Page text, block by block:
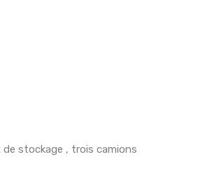
de stockage , trois camions